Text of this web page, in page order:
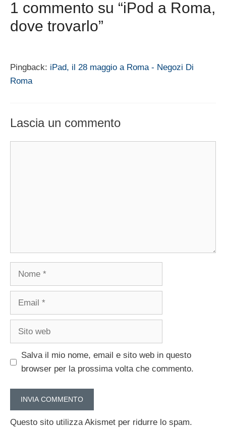
1 commento su “iPod a Roma,
dove trovarlo”
Pingback: iPad, il 28 maggio a Roma - Negozi Di
Roma
Lascia un commento
Nome
Email
Sito
Salva il mio nome, email e sito web in questo
browser per la prossima volta che commento.
Questo sito utilizza Akismet per ridurre lo spam.